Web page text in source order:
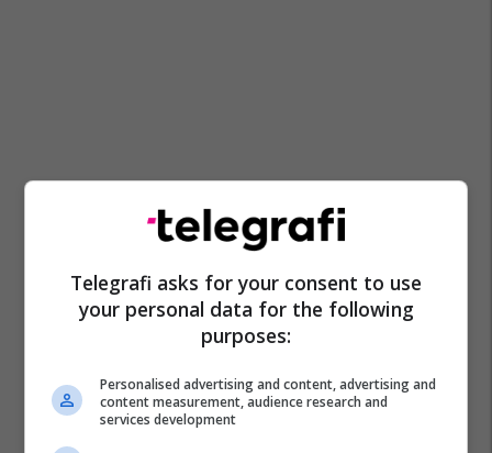
Telegrafi asks for your consent to use
your personal data for the following
purposes:
Personalised advertising and content, advertising and
content measurement, audience research and
services development